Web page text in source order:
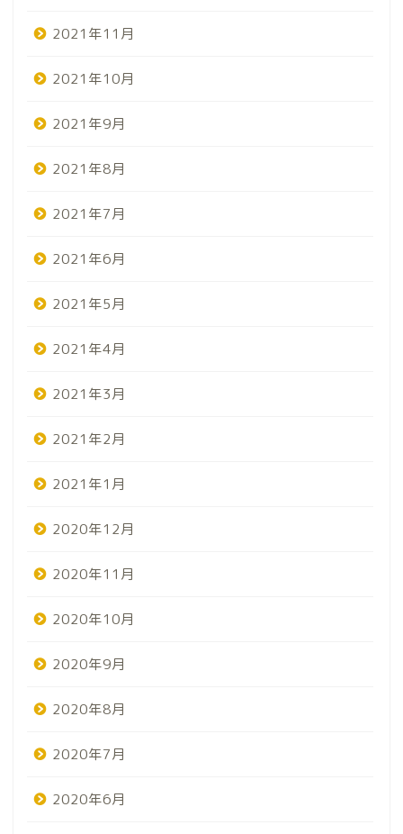
2021年11月
2021年10月
2021年9月
2021年8月
2021年7月
2021年6月
2021年5月
2021年4月
2021年3月
2021年2月
2021年1月
2020年12月
2020年11月
2020年10月
2020年9月
2020年8月
2020年7月
2020年6月